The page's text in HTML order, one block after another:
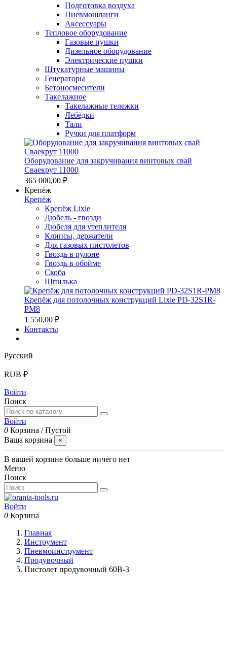
Подготовка воздуха
Пневмошланги
Аксессуары
Тепловое оборудование
Газовые пушки
Дизельное оборудование
Электрические пушки
Штукатурные машины
Генераторы
Бетоносмесители
Такелажное
Такелажные тележки
Лебёдки
Тали
Ручки для платформ
Оборудование для закручивания винтовых свай
Сваекрут 11000
365 000,00 ₽
Крепёж
Крепёж
Крепёж Lixie
Дюбель - гвозди
Дюбеля для утеплителя
Клипсы, держатели
Для газовых пистолетов
Гвоздь в рулоне
Гвоздь в обойме
Скоба
Шпилька
Крепёж для потолочных конструкций Lixie PD-32S1R-
PM8
1 550,00 ₽
Контакты
Русский
RUB ₽
Войти
Поиск
Войти
0 Корзина /Пустой
Ваша корзина
×
В вашей корзине больше ничего нет
Меню
Поиск
Войти
0 Корзина
Главная
Инструмент
Пневмоинструмент
Продувочный
Пистолет продувочный 60B-3